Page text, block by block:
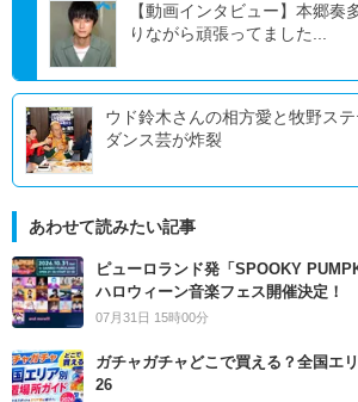
【動画インタビュー】本郷奏
りながら頑張ってました...
ウド鈴木さんの相方愛と牧野ス
ダンス芸が炸裂
あわせて読みたい記事
ピューロランド発「SPOOKY
ハロウィーン音楽フェス開催決定！
07月31日 15時00分
ガチャガチャどこで買える？全国エ
26